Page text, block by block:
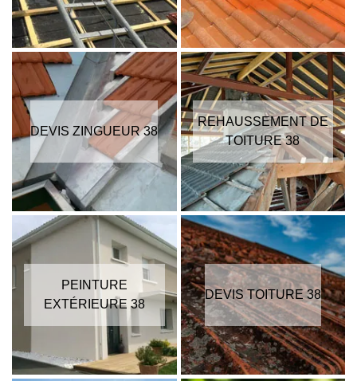
DEVIS ZINGUEUR 38
REHAUSSEMENT DE
TOITURE 38
PEINTURE
EXTÉRIEURE 38
DEVIS TOITURE 38